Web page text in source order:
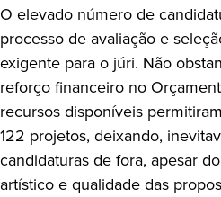
O elevado número de
processo de avaliação e
exigente para o júri. Não
reforço financeiro no
recursos disponíveis
122 projetos, deixando,
candidaturas de fora, apesar
artístico e qualidade das